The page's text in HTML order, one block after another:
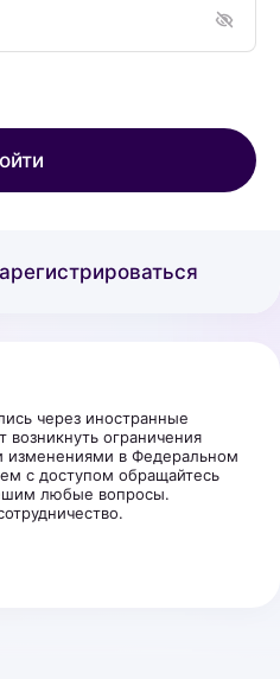
через иностранные
возникнуть ограничения
изменениями в Федеральном
с доступом обращайтесь
любые вопросы.